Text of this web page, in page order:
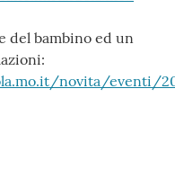
del bambino ed un
novita/eventi/